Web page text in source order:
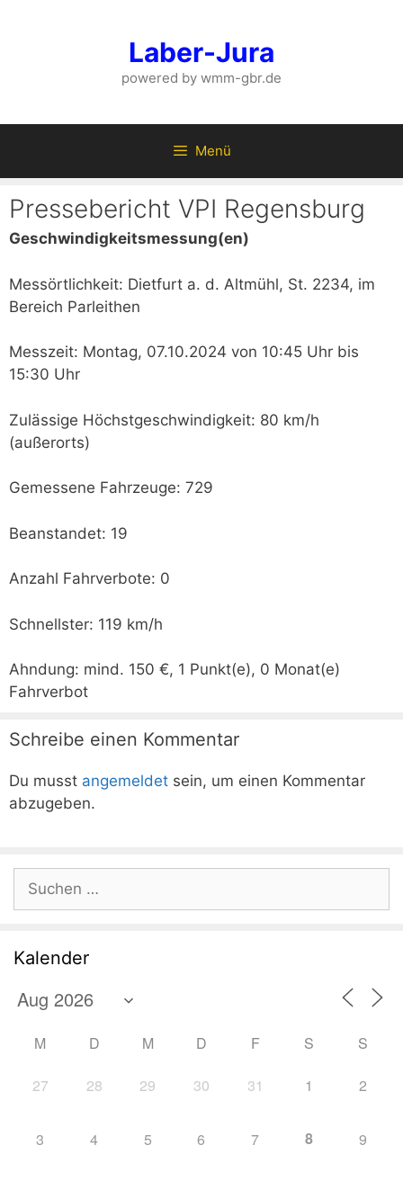
Laber-Jura
powered by wmm-gbr.de
Menü
Pressebericht VPI Regensburg
Geschwindigkeitsmessung(en)
Messörtlichkeit: Dietfurt a. d. Altmühl, St. 2234, im
Bereich Parleithen
Messzeit: Montag, 07.10.2024 von 10:45 Uhr bis
15:30 Uhr
Zulässige Höchstgeschwindigkeit: 80 km/h
(außerorts)
Gemessene Fahrzeuge: 729
Beanstandet: 19
Anzahl Fahrverbote: 0
Schnellster: 119 km/h
Ahndung: mind. 150 €, 1 Punkt(e), 0 Monat(e)
Fahrverbot
Schreibe einen Kommentar
Du musst angemeldet sein, um einen Kommentar
abzugeben.
nach:
Kalender
M D M D F S S
27 28 29 30 31 1 2
3 4 5 6 7 8 9